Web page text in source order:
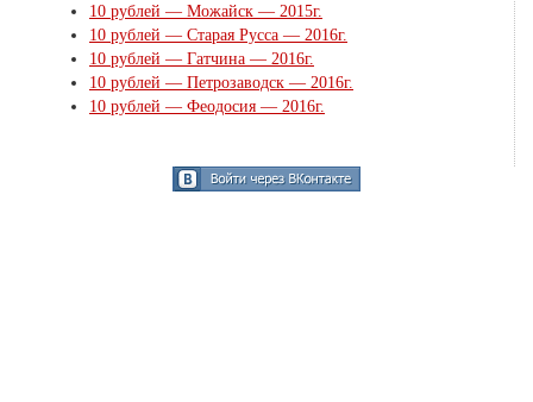
10 рублей — Можайск — 2015г.
10 рублей — Старая Русса — 2016г.
10 рублей — Гатчина — 2016г.
10 рублей — Петрозаводск — 2016г.
10 рублей — Феодосия — 2016г.